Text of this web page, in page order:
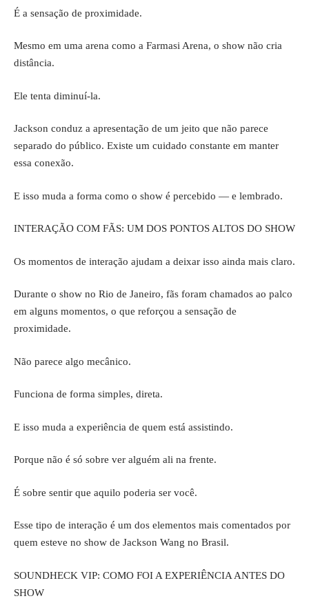
É a sensação de proximidade.
Mesmo em uma arena como a Farmasi Arena, o show não cria
distância.
Ele tenta diminuí-la.
Jackson conduz a apresentação de um jeito que não parece
separado do público. Existe um cuidado constante em manter
essa conexão.
E isso muda a forma como o show é percebido — e lembrado.
INTERAÇÃO COM FÃS: UM DOS PONTOS ALTOS DO SHOW
Os momentos de interação ajudam a deixar isso ainda mais claro.
Durante o show no Rio de Janeiro, fãs foram chamados ao palco
em alguns momentos, o que reforçou a sensação de
proximidade.
Não parece algo mecânico.
Funciona de forma simples, direta.
E isso muda a experiência de quem está assistindo.
Porque não é só sobre ver alguém ali na frente.
É sobre sentir que aquilo poderia ser você.
Esse tipo de interação é um dos elementos mais comentados por
quem esteve no show de Jackson Wang no Brasil.
SOUNDHECK VIP: COMO FOI A EXPERIÊNCIA ANTES DO
SHOW